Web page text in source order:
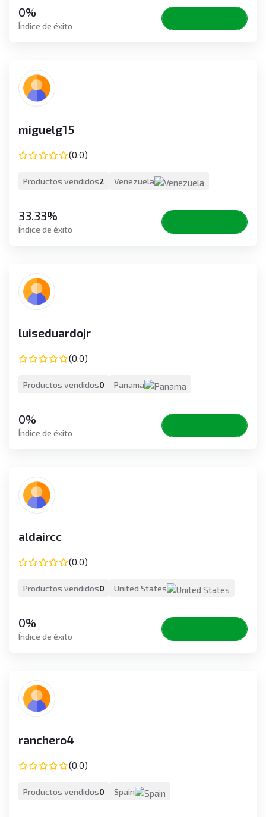
0%
Índice de éxito
miguelg15
(0.0)
Productos vendidos2 Venezuela
33.33%
Índice de éxito
luiseduardojr
(0.0)
Productos vendidos0 Panama
0%
Índice de éxito
aldaircc
(0.0)
Productos vendidos0 United States
0%
Índice de éxito
ranchero4
(0.0)
Productos vendidos0 Spain